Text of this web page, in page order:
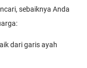
sebaiknya Anda
dari garis ayah